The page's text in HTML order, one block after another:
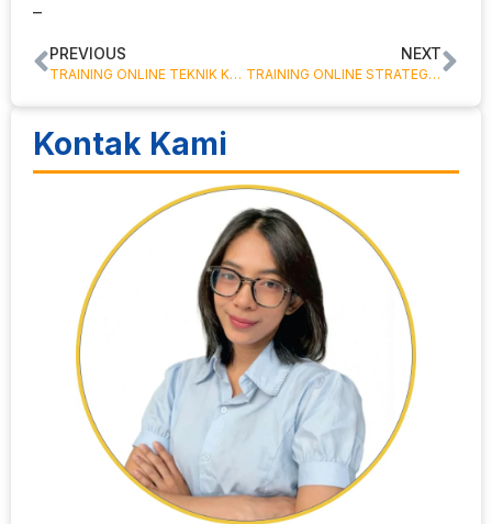
–
PREVIOUS
TRAINING ONLINE TEKNIK KALIBRASI LISTRIK (SINE WAVE GENERATOR)
NEXT
TRAINING ONLINE STRATEGI MENGHADAPI AUDIT KEPABEANAN, KEBERATAN DAN BANDING
Kontak Kami